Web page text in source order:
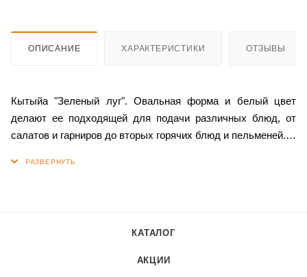
ОПИСАНИЕ ХАРАКТЕРИСТИКИ ОТЗЫВЫ
Кытыйа "Зеленый луг". Овальная форма и белый цвет
делают ее подходящей для подачи различных блюд, от
салатов и гарниров до вторых горячих блюд и пельменей.
Кытыйа "Зеленый луг" также можно мыть в посудомоечной
КАТАЛОГ
АКЦИИ